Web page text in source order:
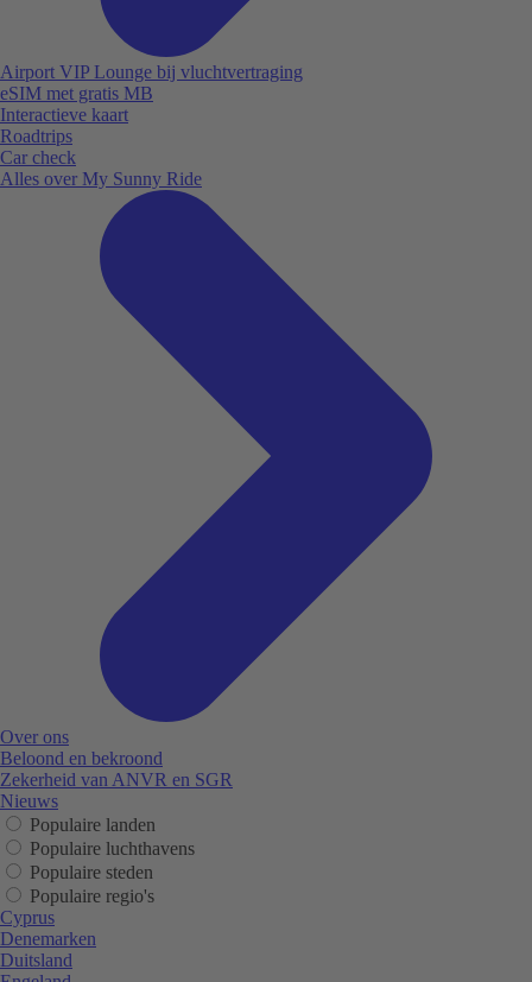
Airport VIP Lounge bij vluchtvertraging
eSIM met gratis MB
Interactieve kaart
Roadtrips
Car check
Alles over My Sunny Ride
Over ons
Beloond en bekroond
Zekerheid van ANVR en SGR
Nieuws
Populaire landen
Populaire luchthavens
Populaire steden
Populaire regio's
Cyprus
Denemarken
Duitsland